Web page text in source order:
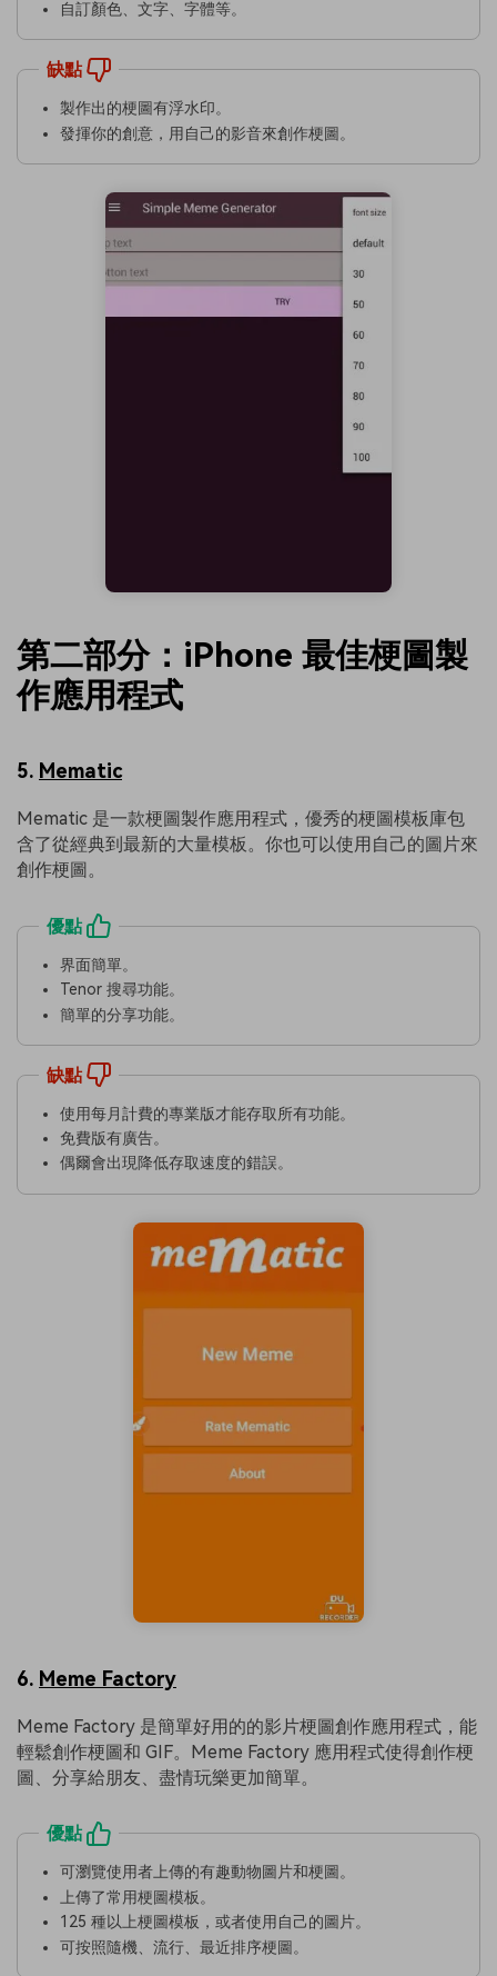
自訂顏色、文字、字體等。
缺點
製作出的梗圖有浮水印。
發揮你的創意，用自己的影音來創作梗圖。
第二部分：iPhone 最佳梗圖製
作應用程式
5. Mematic
Mematic 是一款梗圖製作應用程式，優秀的梗圖模板庫包
含了從經典到最新的大量模板。你也可以使用自己的圖片來
創作梗圖。
優點
界面簡單。
Tenor 搜尋功能。
簡單的分享功能。
缺點
使用每月計費的專業版才能存取所有功能。
免費版有廣告。
偶爾會出現降低存取速度的錯誤。
6. Meme Factory
Meme Factory 是簡單好用的的影片梗圖創作應用程式，能
輕鬆創作梗圖和 GIF。Meme Factory 應用程式使得創作梗
圖、分享給朋友、盡情玩樂更加簡單。
優點
可瀏覽使用者上傳的有趣動物圖片和梗圖。
上傳了常用梗圖模板。
125 種以上梗圖模板，或者使用自己的圖片。
可按照隨機、流行、最近排序梗圖。